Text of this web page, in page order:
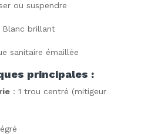
ou suspendre
Blanc brillant
sanitaire émaillée
principales :
: 1 trou centré (mitigeur